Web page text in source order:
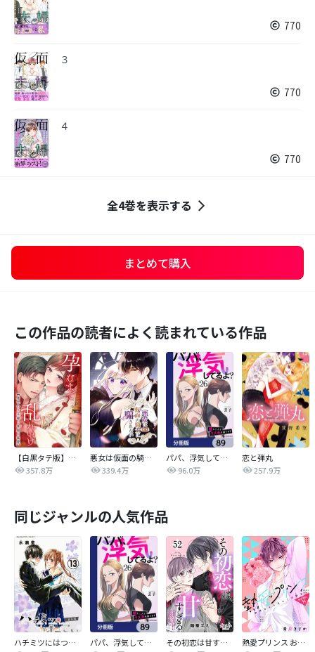
770
３
770
４
770
全4巻を表示する
まとめて購入
この作品の読者によく読まれている作品
【白黒タテ版】孕むまで乱れいけ～身代わり花嫁と軍服の猛愛
357.8万
悪女は仮面の騎士に騙されない
339.4万
パパ、浮気してるよ？娘と二人でクズ夫を捨てます【分冊版】
96.0万
恋と弾丸
257.9万
同じジャンルの人気作品
ハチミツにはつこい
パパ、浮気してるよ？娘と二人でクズ夫を捨てます【分冊版】
その初恋は甘すぎる～恋愛処女には刺激が強い～
熱愛プリンス お兄ちゃんはキミが好き